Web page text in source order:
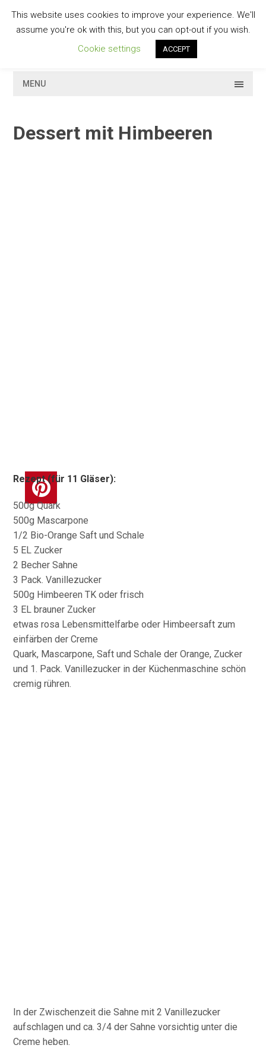
contentGESCHMACKVOLL
MENU
Dessert mit Himbeeren
Rezept (für 11 Gläser):
500g Quark
500g Mascarpone
1/2 Bio-Orange Saft und Schale
5 EL Zucker
2 Becher Sahne
3 Pack. Vanillezucker
500g Himbeeren TK oder frisch
3 EL brauner Zucker
etwas rosa Lebensmittelfarbe oder Himbeersaft zum
einfärben der Creme
Quark, Mascarpone, Saft und Schale der Orange, Zucker
und 1. Pack. Vanillezucker in der Küchenmaschine schön
cremig rühren.
In der Zwischenzeit die Sahne mit 2 Vanillezucker
aufschlagen und ca. 3/4 der Sahne vorsichtig unter die
Creme heben.
This website uses cookies to improve your experience. We'll
assume you're ok with this, but you can opt-out if you wish.
Cookie settings
ACCEPT